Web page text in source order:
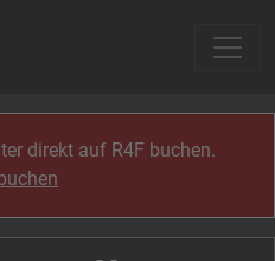
direkt auf R4F buchen.